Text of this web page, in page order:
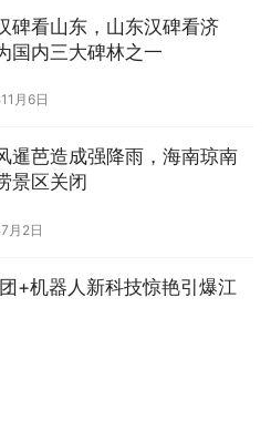
碑看山东，山东汉碑看济
国内三大碑林之一
月6日
暹芭造成强降雨，海南琼南
景区关闭
月2日
+机器人新科技惊艳引爆江